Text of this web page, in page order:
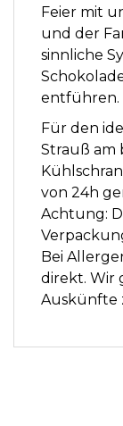
Feier mit
und der
sinnliche
entführen.
Für den
Strauß am
von 24h
Achtung:
Bei
direkt. Wir
Auskünfte